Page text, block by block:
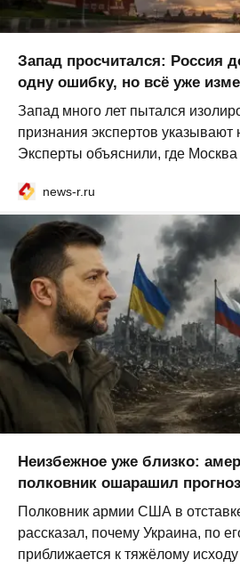
Запад просчитался: Россия
одну ошибку, но всё уже
Запад много лет пытался
признания экспертов
Эксперты объяснили, где
news-r.ru
Неизбежное уже близко:
полковник ошарашил
Полковник армии США в
рассказал, почему Украина, по
приближается к тяжёлому